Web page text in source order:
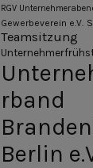
RGV
Gewerbeverein e.V.
Teamsitzung
rband
Berlin